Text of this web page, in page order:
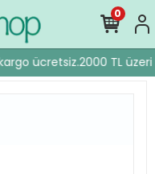
ücretsiz.2000 TL üzeri
0